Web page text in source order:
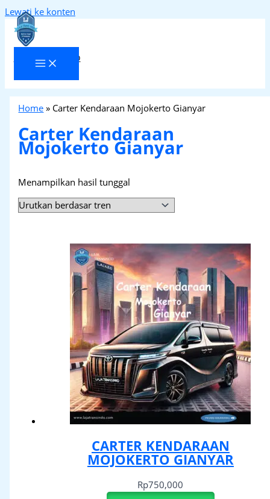
Lewati ke konten
Laja Transindo
Home » Carter Kendaraan Mojokerto Gianyar
Carter Kendaraan
Mojokerto Gianyar
Menampilkan hasil tunggal
CARTER KENDARAAN
MOJOKERTO GIANYAR
Rp750,000